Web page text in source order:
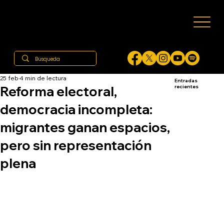
Reforma electoral,
democracia incompleta:
migrantes ganan espacios,
pero sin representación
plena
25 feb 4 min de lectura
Entradas
recientes